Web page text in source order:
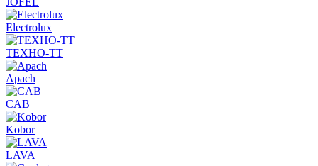
Electrolux
ТЕХНО-ТТ
Apach
CAB
Kobor
LAVA